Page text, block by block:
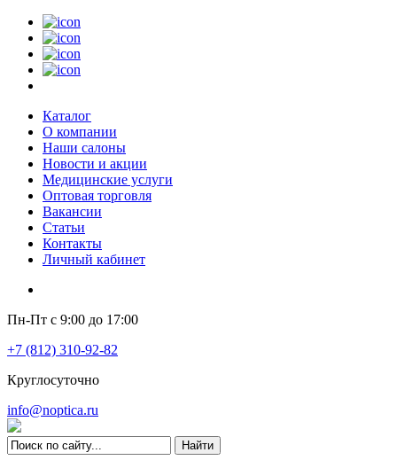
Каталог
О компании
Наши салоны
Новости и акции
Медицинские услуги
Оптовая торговля
Вакансии
Статьи
Контакты
Личный кабинет
Пн-Пт с 9:00 до 17:00
+7 (812) 310-92-82
Круглосуточно
info@noptica.ru